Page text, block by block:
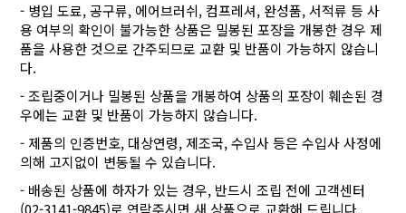
- 병입 도료, 공구류, 에어브러쉬, 컴프레셔, 완성품, 서적류 등 사
용 여부의 확인이 불가능한 상품은 밀봉된 포장을 개봉한 경우 제
품을 사용한 것으로 간주되므로 교환 및 반품이 가능하지 않습니
다.
- 조립중이거나 밀봉된 상품을 개봉하여 상품의 포장이 훼손된 경
우에는 교환 및 반품이 가능하지 않습니다.
- 제품의 인증번호, 대상연령, 제조국, 수입사 등은 수입사 사정에
의해 고지없이 변동될 수 있습니다.
- 배송된 상품에 하자가 있는 경우, 반드시 조립 전에 고객센터
(02-3141-9845)로 연락주시면 새 상품으로 교환해 드립니다.